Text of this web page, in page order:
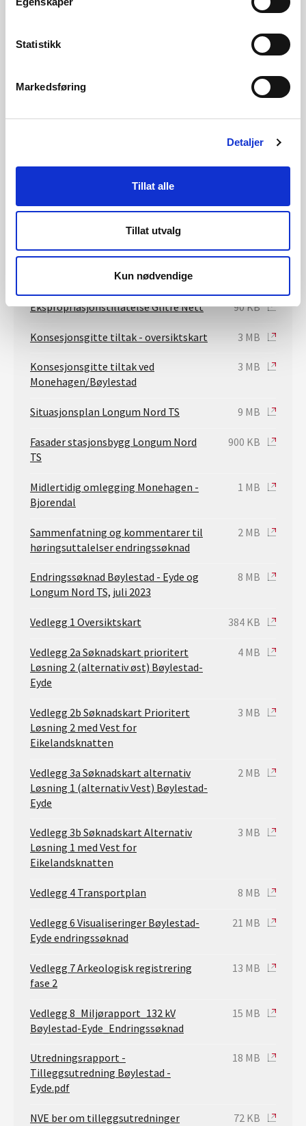
Statistikk
Markedsføring
Detaljer
Tillat alle
Tillat utvalg
Kun nødvendige
Ruben Rygh
2 MB
vurderinger
Anleggskonsesjon Glitre Nett 122 KB
Anleggskonsesjon Morrow
Ekspropriasjonstillatelse Glitre Nett 90 KB
Konsesjonsgitte tiltak - oversiktskart 3 MB
Konsesjonsgitte tiltak ved
Monehagen/Bøylestad
3 MB
Situasjonsplan Longum Nord TS 9 MB
Fasader stasjonsbygg Longum Nord
TS
900 KB
Midlertidig omlegging Monehagen -
Bjorendal
1 MB
Sammenfatning og kommentarer til
høringsuttalelser endringssøknad
2 MB
Endringssøknad Bøylestad - Eyde og
Longum Nord TS, juli 2023
8 MB
Vedlegg 1 Oversiktskart 384 KB
Vedlegg 2a Søknadskart prioritert
Løsning 2 (alternativ øst) Bøylestad-
Eyde
4 MB
Vedlegg 2b Søknadskart Prioritert
Løsning 2 med Vest for
Eikelandsknatten
3 MB
Vedlegg 3a Søknadskart alternativ
Løsning 1 (alternativ Vest) Bøylestad-
Eyde
2 MB
Vedlegg 3b Søknadskart Alternativ
Løsning 1 med Vest for
Eikelandsknatten
3 MB
Vedlegg 4 Transportplan 8 MB
Vedlegg 6 Visualiseringer Bøylestad-
Eyde endringssøknad
21 MB
Vedlegg 7 Arkeologisk registrering
fase 2
13 MB
Vedlegg 8_Miljørapport_132 kV
Bøylestad-Eyde_Endringssøknad
15 MB
Utredningsrapport -
Tilleggsutredning Bøylestad -
Eyde.pdf
18 MB
NVE ber om tilleggsutredninger 72 KB